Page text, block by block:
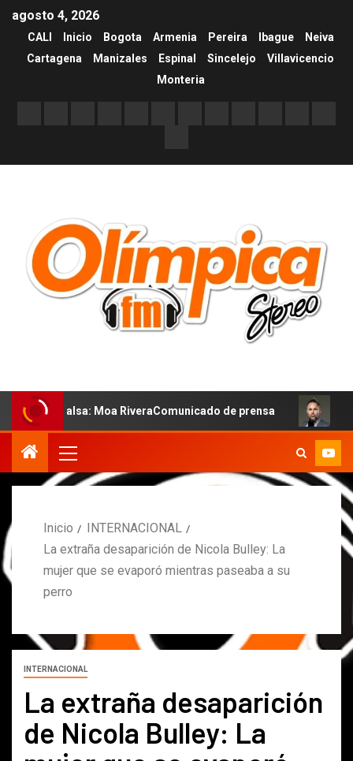
agosto 4, 2026
CALI Inicio Bogota Armenia Pereira Ibague
Neiva
Cartagena
Manizales Espinal Sincelejo
Villavicencio
Monteria
Moa RiveraComunicado de prensa MARCOS
Inicio
INTERNACIONAL
La extraña desaparición de Nicola Bulley: La
mujer que se evaporó mientras paseaba a su
perro
INTERNACIONAL
La extraña desaparición
de Nicola Bulley: La